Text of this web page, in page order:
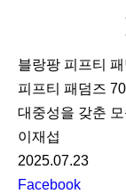
블랑팡 피프티
피프티 패덤즈
대중성을 갖춘
이재섭
2025.07.23
S
Facebook